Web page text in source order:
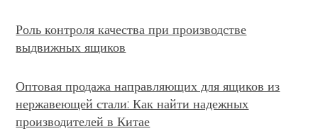
Роль контроля качества при производстве
выдвижных ящиков
Оптовая продажа направляющих для ящиков из
нержавеющей стали: Как найти надежных
производителей в Китае